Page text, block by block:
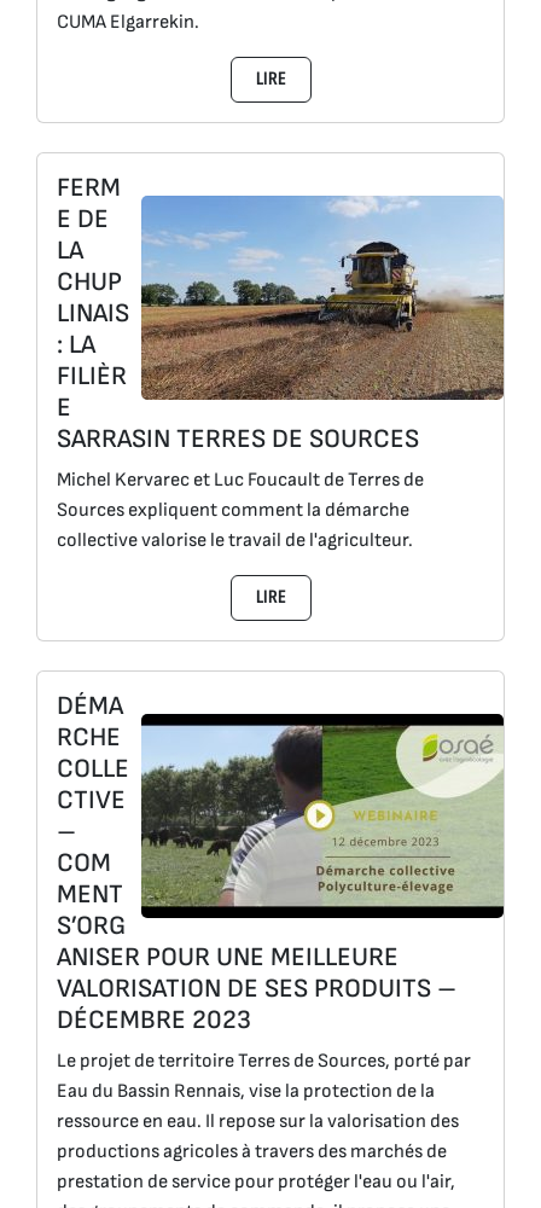
CUMA Elgarrekin.
LIRE
FERM
E DE
LA
CHUP
LINAIS
: LA
FILIÈR
E
SARRASIN TERRES DE SOURCES
Michel Kervarec et Luc Foucault de Terres de
Sources expliquent comment la démarche
collective valorise le travail de l'agriculteur.
LIRE
DÉMA
RCHE
COLLE
CTIVE
–
COM
MENT
S’ORG
ANISER POUR UNE MEILLEURE
VALORISATION DE SES PRODUITS –
DÉCEMBRE 2023
Le projet de territoire Terres de Sources, porté par
Eau du Bassin Rennais, vise la protection de la
ressource en eau. Il repose sur la valorisation des
productions agricoles à travers des marchés de
prestation de service pour protéger l'eau ou l'air,